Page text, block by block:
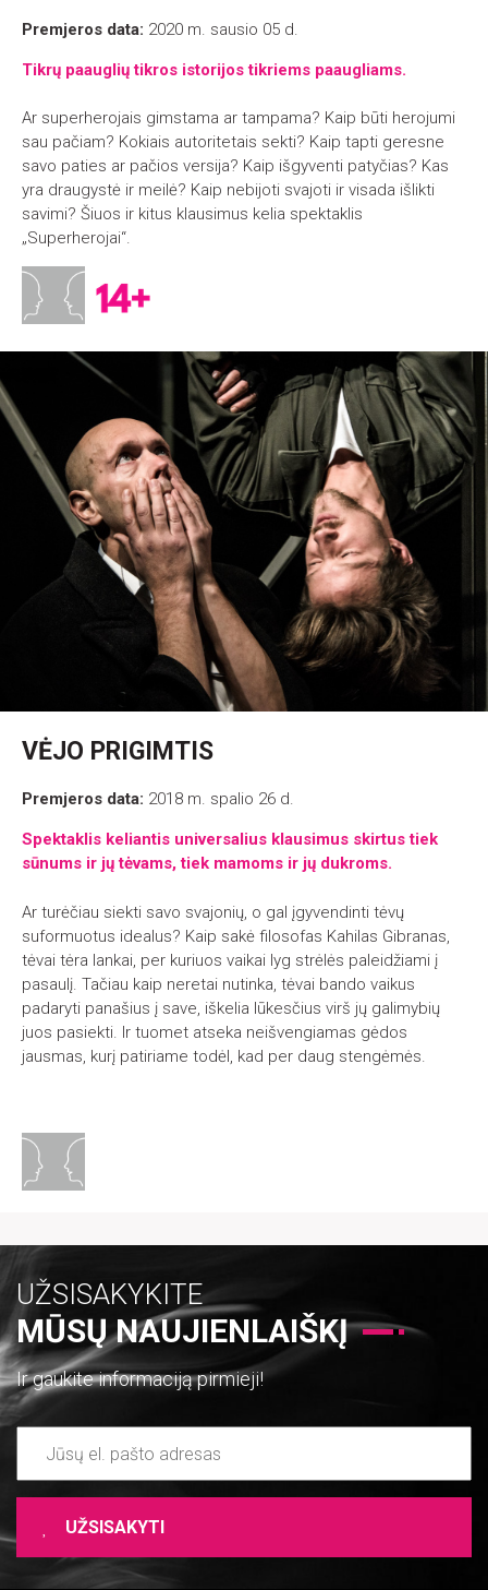
Premjeros data: 2020 m. sausio 05 d.
Tikrų paauglių tikros istorijos tikriems paaugliams.
Ar superherojais gimstama ar tampama? Kaip būti herojumi
sau pačiam? Kokiais autoritetais sekti? Kaip tapti geresne
savo paties ar pačios versija? Kaip išgyventi patyčias? Kas
yra draugystė ir meilė? Kaip nebijoti svajoti ir visada išlikti
savimi? Šiuos ir kitus klausimus kelia spektaklis
„Superherojai“.
VĖJO PRIGIMTIS
Premjeros data: 2018 m. spalio 26 d.
Spektaklis keliantis universalius klausimus skirtus tiek
sūnums ir jų tėvams, tiek mamoms ir jų dukroms.
Ar turėčiau siekti savo svajonių, o gal įgyvendinti tėvų
suformuotus idealus? Kaip sakė filosofas Kahilas Gibranas,
tėvai tėra lankai, per kuriuos vaikai lyg strėlės paleidžiami į
pasaulį. Tačiau kaip neretai nutinka, tėvai bando vaikus
padaryti panašius į save, iškelia lūkesčius virš jų galimybių
juos pasiekti. Ir tuomet atseka neišvengiamas gėdos
jausmas, kurį patiriame todėl, kad per daug stengėmės.
UŽSISAKYKITE
MŪSŲ NAUJIENLAIŠKĮ
Ir gaukite informaciją pirmieji!
UŽSISAKYTI